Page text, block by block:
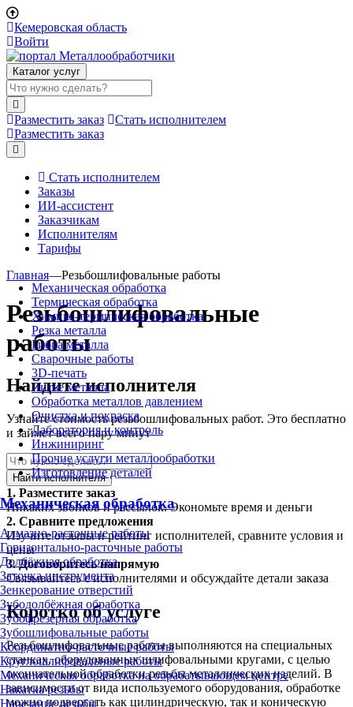
Кемеровская область
Войти
Каталог услуг
Разместить заказ
Стать исполнителем
Разместить заказ
Стать исполнителем
Заказы
ИИ-ассистент
Заказчикам
Исполнителям
Тарифы
Механическая обработка
Термическая обработка
Химико-термическая обработка
Резка металла
Гибка металла
Сварочные работы
3D-печать
Литьё металла
Обработка металлов давлением
Очистка и покраска
Лаборатория и контроль
Инжиниринг
Прочие услуги металлообработки
Изготовление деталей
Механическая обработка
Алмазно-расточные работы
Горизонтально-расточные работы
Долбёжная обработка
Заточка инструмента
Зенкерование отверстий
Зубодолбёжная обработка
Зубофрезерная обработка
Зубошлифовальные работы
Координатно-расточные работы
Круглошлифовальные работы
Механическая обработка на обрабатывающем центре
Накатка резьбы
Нарезание резьбы
Главная—Резьбошлифовальные работы
Резьбошлифовальные
работы
Найдите исполнителя
Узнайте стоимость резьбошлифовальных работ. Это бесплатно
и займет всего пару минут
Найти исполнителя
1. Разместите заказ
Никаких звонков и рассылок. Экономьте время и деньги
2. Сравните предложения
Изучите отзывы и рейтинг исполнителей, сравните условия и
цены
3.Договоритесь напрямую
Связывайтесь с исполнителями и обсуждайте детали заказа
Коротко об услуге
Резьбошлифовальные работы выполняются на специальных
станках, оборудованных шлифовальными кругами, с целью
окончательной обработки резьбы металлических изделий. В
зависимости от вида используемого оборудования, обработке
можно подвергать как цилиндрическую, так и коническую